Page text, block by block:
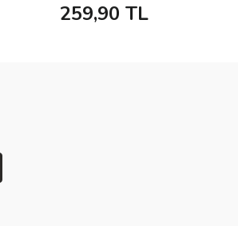
259,90 TL